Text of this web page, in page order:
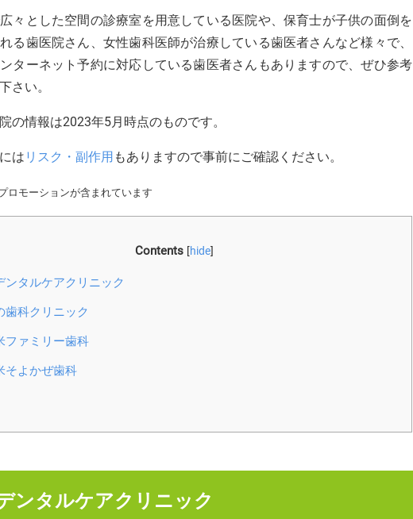
々とした空間の診療室を用意している医院や、保育士が子供の面倒を
る歯医院さん、女性歯科医師が治療している歯医者さんなど様々で、
ターネット予約に対応している歯医者さんもありますので、ぜひ参考
さい。
の情報は2023年5月時点のものです。
は リスク・副作用 もありますので事前にご確認ください。
ロモーションが含まれています
Contents [hide]
ンタルケアクリニック
科クリニック
ファミリー歯科
そよかぜ歯科
ンタルケアクリニック